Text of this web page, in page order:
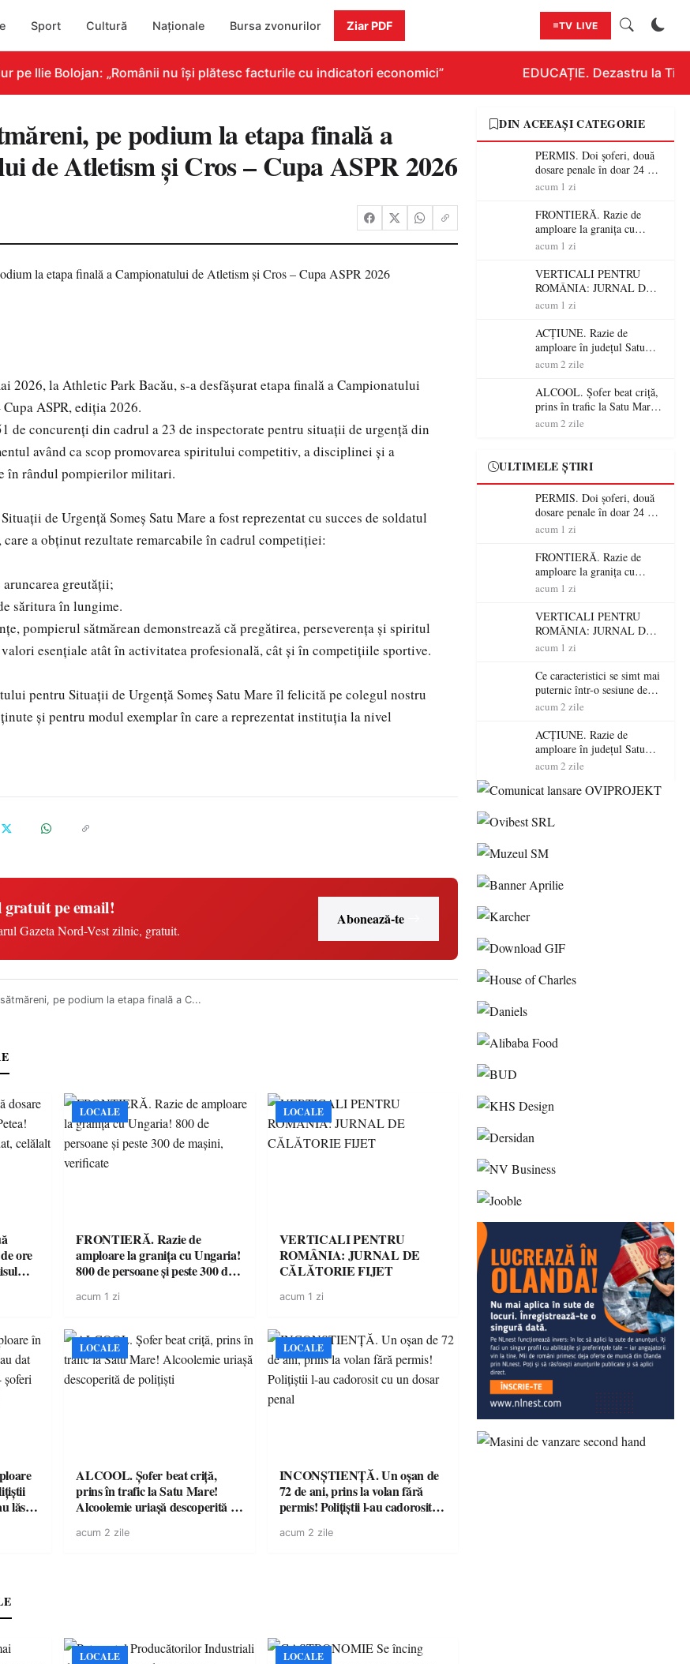
Sport Cultură Naționale Bursa zvonurilor Ziar PDF TV LIVE
Ilie Bolojan: „Românii nu își plătesc facturile cu indicatori economici” EDUCAȚIE. Dezastru la
pe podium la etapa finală a
de Atletism și Cros – Cupa ASPR 2026
2026, la Athletic Park Bacău, s-a desfășurat etapa finală a Campionatului
ASPR, ediția 2026.
de concurenți din cadrul a 23 de inspectorate pentru situații de urgență din
având ca scop promovarea spiritului competitiv, a disciplinei și a
în rândul pompierilor militari.
de Urgență Someș Satu Mare a fost reprezentat cu succes de soldatul
care a obținut rezultate remarcabile în cadrul competiției:
greutății;
săritura în lungime.
pompierul sătmărean demonstrează că pregătirea, perseverența și spiritul
esențiale atât în activitatea profesională, cât și în competițiile sportive.
pentru Situații de Urgență Someș Satu Mare îl felicită pe colegul nostru
și pentru modul exemplar în care a reprezentat instituția la nivel
pe email!
Gazeta Nord-Vest zilnic, gratuit.
Abonează-te
pe podium la etapa finală a C...
ore
LOCALE
FRONTIERĂ. Razie de
amploare la granița cu Ungaria!
800 de persoane și peste 300 de
acum 1 zi
LOCALE
VERTICALI PENTRU
ROMÂNIA: JURNAL DE
CĂLĂTORIE FIJET
acum 1 zi
lăsat
LOCALE
ALCOOL. Șofer beat criță,
prins în trafic la Satu Mare!
Alcoolemie uriașă descoperită de
acum 2 zile
LOCALE
INCONȘTIENȚĂ. Un oșan de
72 de ani, prins la volan fără
permis! Polițiștii l-au cadorosit
acum 2 zile
LOCALE LOCALE
DIN ACEEAȘI CATEGORIE
PERMIS. Doi șoferi, două
dosare penale în doar 24 de
ore la Petea! Unul avea
nu a avut niciodată permis
acum 1 zi
FRONTIERĂ. Razie de
amploare la granița cu
Ungaria! 800 de persoane și
verificate
acum 1 zi
VERTICALI PENTRU
ROMÂNIA: JURNAL DE
CĂLĂTORIE FIJET
acum 1 zi
ACȚIUNE. Razie de
amploare în județul Satu
Mare! Polițiștii au dat sute
șoferi fără permis într-o
singură zi
acum 2 zile
ALCOOL. Șofer beat criță,
prins în trafic la Satu Mare!
Alcoolemie uriașă
acum 2 zile
ULTIMELE ȘTIRI
PERMIS. Doi șoferi, două
dosare penale în doar 24 de
ore la Petea! Unul avea
nu a avut niciodată permis
acum 1 zi
FRONTIERĂ. Razie de
amploare la granița cu
Ungaria! 800 de persoane și
verificate
acum 1 zi
VERTICALI PENTRU
ROMÂNIA: JURNAL DE
CĂLĂTORIE FIJET
acum 1 zi
Ce caracteristici se simt mai
puternic într-o sesiune de
distracție la sloturi online:
RTP?
acum 2 zile
ACȚIUNE. Razie de
amploare în județul Satu
Mare! Polițiștii au dat sute
șoferi fără permis într-o
acum 2 zile